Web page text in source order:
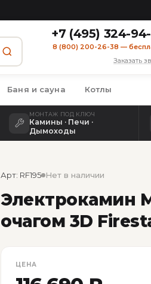
+7 (495) 324-
8 (800) 200-26-38 —
Заказать
Баня и сауна Котлы
МОНТАЖ ПОД КЛЮЧ
Камины · Печи ·
Дымоходы
Арт: RF195 Нет в наличии
Электрокамин
очагом 3D
ЦЕНА